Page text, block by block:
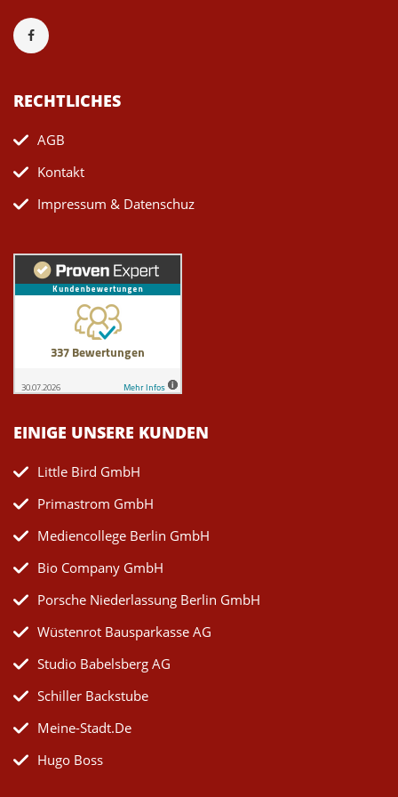
RECHTLICHES
AGB
Kontakt
Impressum & Datenschuz
EINIGE UNSERE KUNDEN
Little Bird GmbH
Primastrom GmbH
Mediencollege Berlin GmbH
Bio Company GmbH
Porsche Niederlassung Berlin GmbH
Wüstenrot Bausparkasse AG
Studio Babelsberg AG
Schiller Backstube
Meine-Stadt.de
Hugo Boss